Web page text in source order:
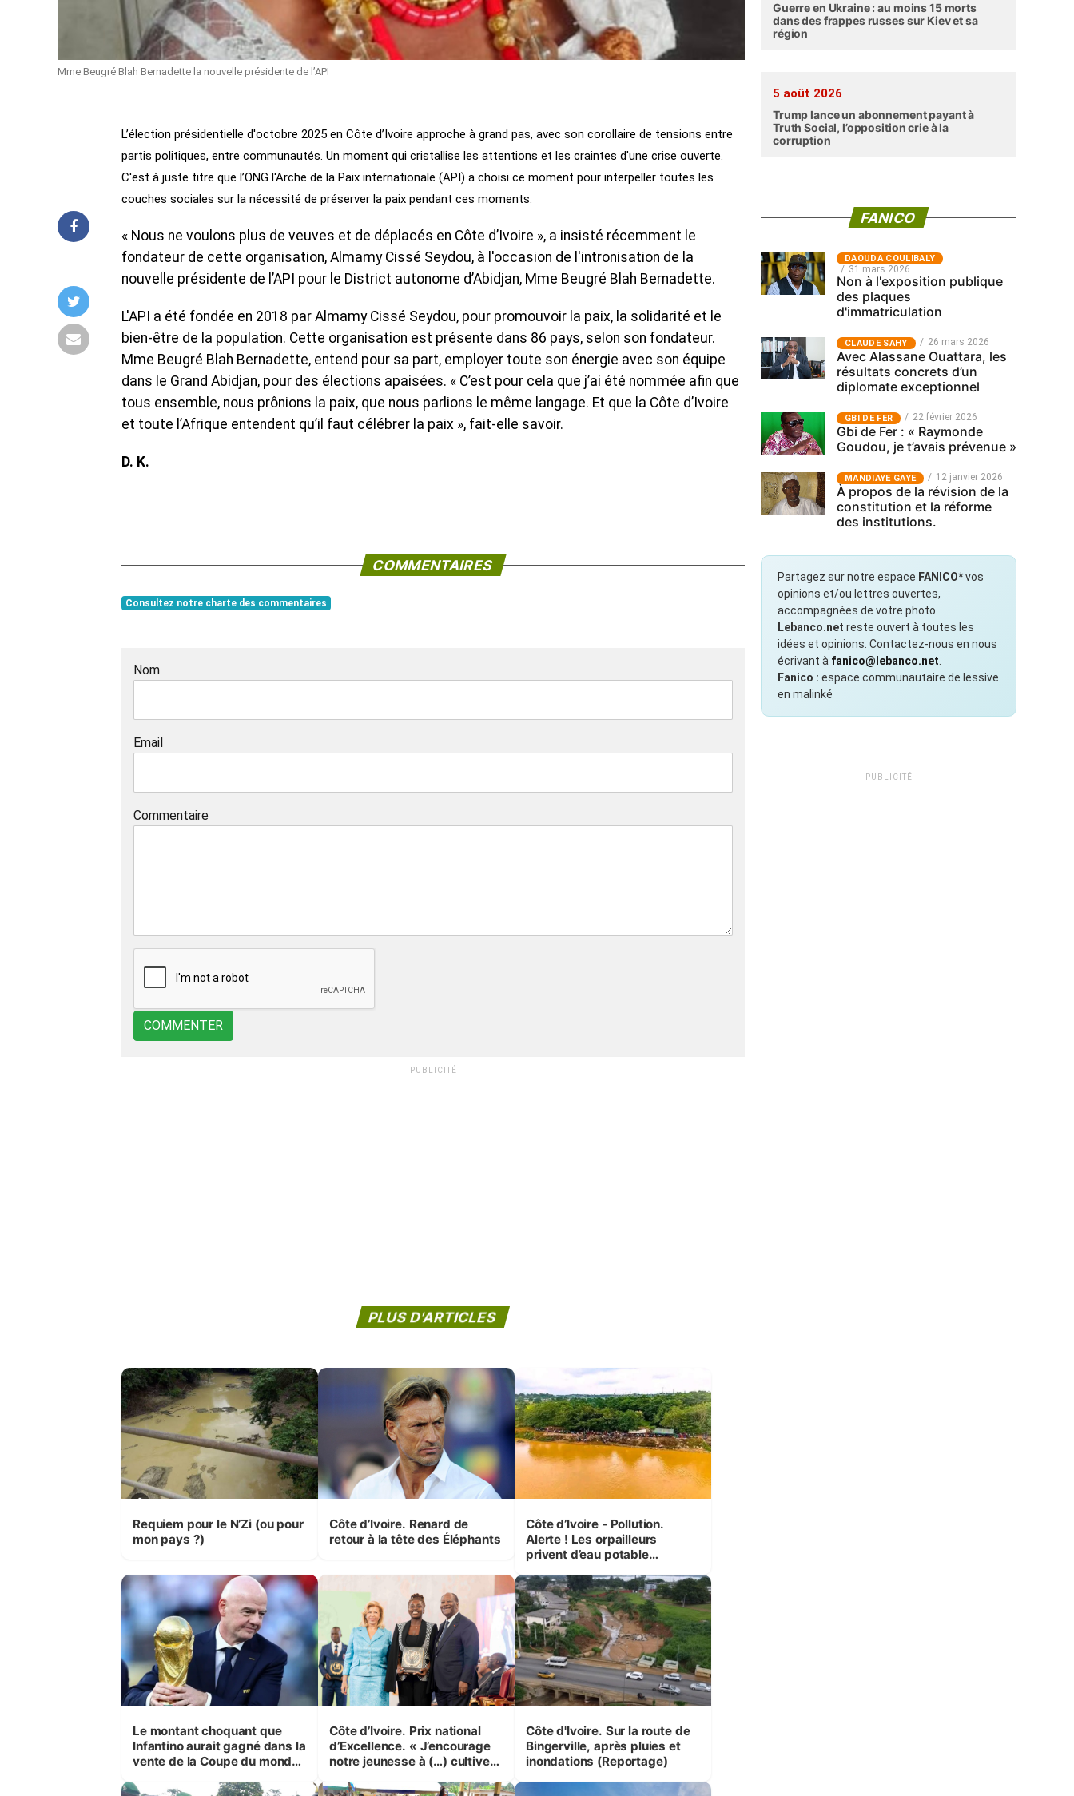
Mme Beugré Blah Bernadette la nouvelle présidente de l’API
L’élection présidentielle d'octobre 2025 en Côte d’Ivoire approche à grand pas, avec son corollaire de tensions entre
partis politiques, entre communautés. Un moment qui cristallise les attentions et les craintes d'une crise ouverte.
C'est à juste titre que l’ONG l'Arche de la Paix internationale (API) a choisi ce moment pour interpeller toutes les
couches sociales sur la nécessité de préserver la paix pendant ces moments.
« Nous ne voulons plus de veuves et de déplacés en Côte d’Ivoire », a insisté récemment le
fondateur de cette organisation, Almamy Cissé Seydou, à l'occasion de l'intronisation de la
nouvelle présidente de l’API pour le District autonome d’Abidjan, Mme Beugré Blah Bernadette.
L'API a été fondée en 2018 par Almamy Cissé Seydou, pour promouvoir la paix, la solidarité et le
bien-être de la population. Cette organisation est présente dans 86 pays, selon son fondateur.
Mme Beugré Blah Bernadette, entend pour sa part, employer toute son énergie avec son équipe
dans le Grand Abidjan, pour des élections apaisées. « C’est pour cela que j’ai été nommée afin que
tous ensemble, nous prônions la paix, que nous parlions le même langage. Et que la Côte d’Ivoire
et toute l’Afrique entendent qu’il faut célébrer la paix », fait-elle savoir.
D. K.
COMMENTAIRES
Consultez notre charte des commentaires
Nom
Email
Commentaire
COMMENTER
PUBLICITÉ
PLUS D'ARTICLES
Requiem pour le N’Zi (ou pour
mon pays ?)
Côte d’Ivoire. Renard de
retour à la tête des Éléphants
Côte d’Ivoire - Pollution.
Alerte ! Les orpailleurs
privent d’eau potable
autour d’Agboville
Le montant choquant que
Infantino aurait gagné dans la
vente de la Coupe du monde
Côte d’Ivoire. Prix national
d’Excellence. « J’encourage
notre jeunesse à (…) cultiver
(Alassane Ouattara
Côte d'Ivoire. Sur la route de
Bingerville, après pluies et
inondations (Reportage)
Guerre en Ukraine : au moins 15 morts
dans des frappes russes sur Kiev et sa
région
5 août 2026
Trump lance un abonnement payant à
Truth Social, l’opposition crie à la
corruption
FANICO
‎DAOUDA COULIBALY
31 mars 2026
Non à l'exposition publique
des plaques
d'immatriculation
CLAUDE SAHY 26 mars 2026
Avec Alassane Ouattara, les
résultats concrets d’un
diplomate exceptionnel
GBI DE FER 22 février 2026
Gbi de Fer : « Raymonde
Goudou, je t’avais prévenue »
MANDIAYE GAYE 12 janvier 2026
À propos de la révision de la
constitution et la réforme
des institutions.
Partagez sur notre espace FANICO*vos
opinions et/ou lettres ouvertes,
accompagnées de votre photo.
Lebanco.net reste ouvert à toutes les
idées et opinions. Contactez-nous en nous
écrivant à fanico@lebanco.net
Fanico : espace communautaire de lessive
en malinké
PUBLICITÉ